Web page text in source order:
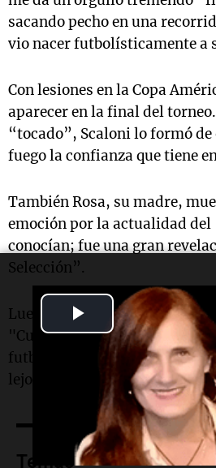
Play
Video
sacando pecho en una
vio nacer futbolísticamente a
Con lesiones en la Copa
aparecer en la final del
“tocado”, Scaloni lo formó
fuego la confianza que tiene
También Rosa, su madre,
emoción por la actualidad
conocían; fue una gran
Selección”.
Luego de militar en Genoa y
"Cuti" sigue a paso firme por
futbolístico que parece tener
lejos.
Temas